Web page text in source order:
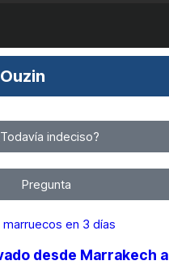
indeciso?
Pregunta
desde Marrakech a